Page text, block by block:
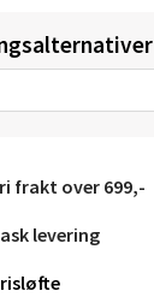
frakt over 699,-
levering